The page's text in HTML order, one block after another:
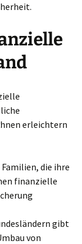
erleichtern
Familien, die ihre
finanzielle
gibt
von